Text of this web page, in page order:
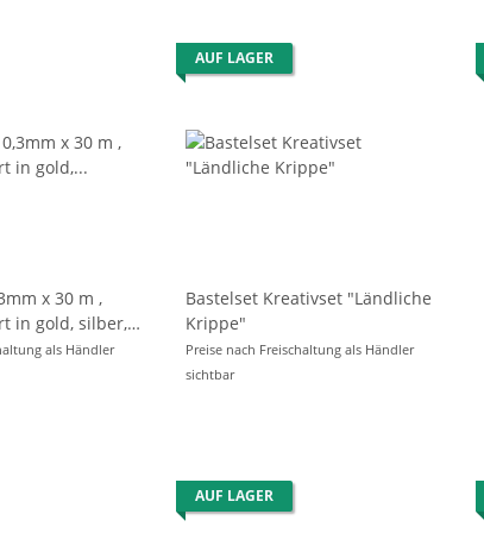
x 30 m ,
in gold, silber,
grünals Händler
AUF LAGER
Bastelset Kreativset "Ländliche
Krippe"
Preise nach Freischaltung als Händler
sichtbar
AUF LAGER